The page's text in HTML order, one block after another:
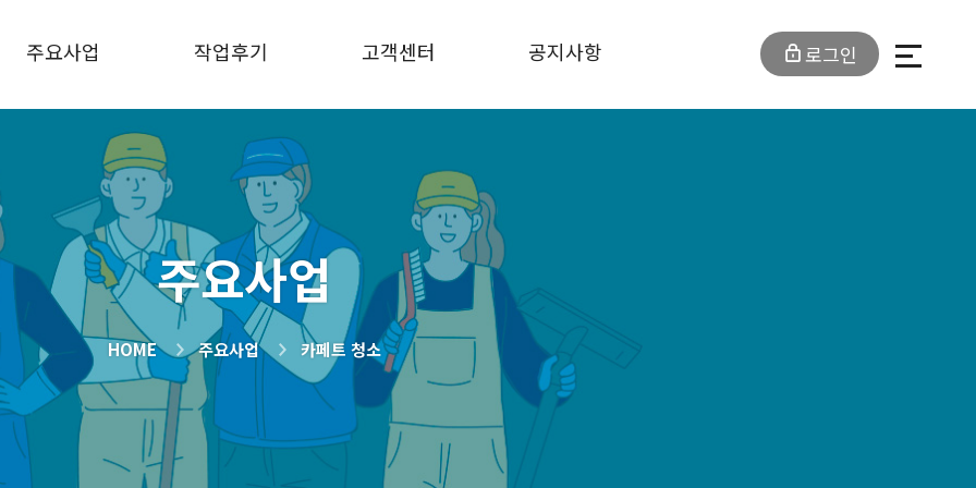
주요사업 작업후기 고객센터 공지사항
로그인
주요사업
HOME 주요사업 카페트 청소